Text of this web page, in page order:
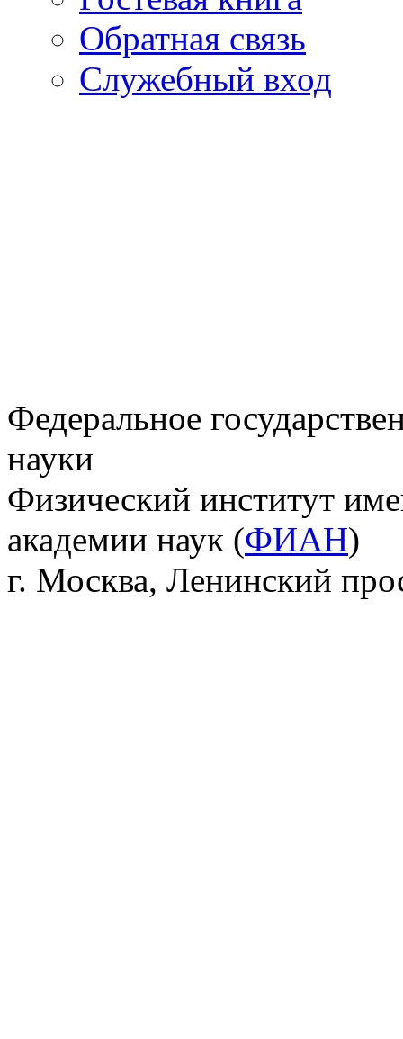
Обратная связь
Cлужебный вход
Федеральное
науки
Физический институт
академии наук (ФИАН)
г. Москва, Ленинский